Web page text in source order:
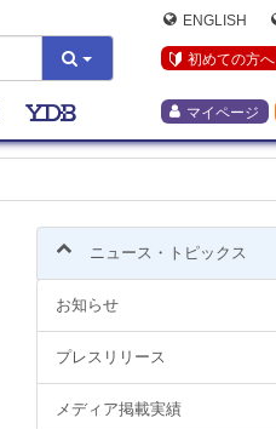
ENGLISH
初めての方へ
マイページ
ニュース・トピックス
お知らせ
プレスリリース
メディア掲載実績